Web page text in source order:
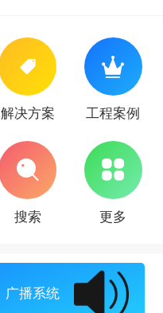
解决方案 工程案例
搜索 更多
广播系统